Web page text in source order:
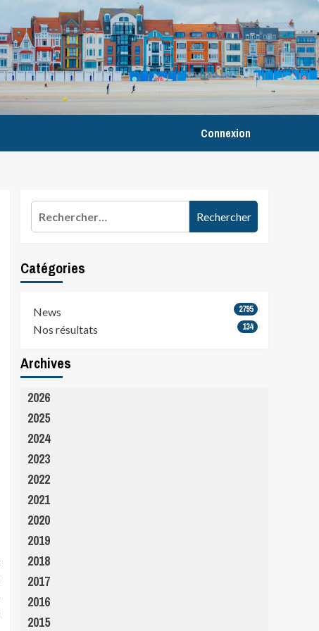
Connexion
Catégories
News 2795
Nos résultats 134
Archives
2026
2025
2024
2023
2022
2021
2020
2019
2018
2017
2016
2015